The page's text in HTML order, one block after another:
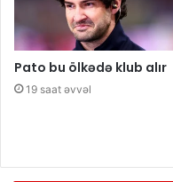
Pato bu ölkədə klub alır
19 saat əvvəl